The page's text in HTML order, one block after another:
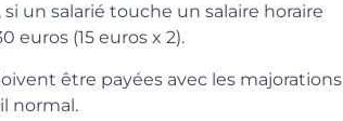
un salarié touche un salaire horaire
euros (15 euros x 2).
être payées avec les majorations
normal.